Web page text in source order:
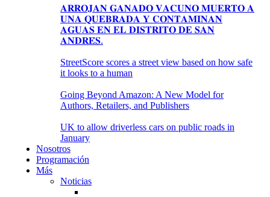
𝐀𝐑𝐑𝐎𝐉𝐀𝐍 𝐆𝐀𝐍𝐀𝐃𝐎 𝐕𝐀𝐂𝐔𝐍𝐎 𝐌𝐔𝐄𝐑𝐓𝐎 𝐀
𝐔𝐍𝐀 𝐐𝐔𝐄𝐁𝐑𝐀𝐃𝐀 𝐘 𝐂𝐎𝐍𝐓𝐀𝐌𝐈𝐍𝐀𝐍
𝐀𝐆𝐔𝐀𝐒 𝐄𝐍 𝐄𝐋 𝐃𝐈𝐒𝐓𝐑𝐈𝐓𝐎 𝐃𝐄 𝐒𝐀𝐍
𝐀𝐍𝐃𝐑𝐄́𝐒.
StreetScore scores a street view based on how safe
it looks to a human
Going Beyond Amazon: A New Model for
Authors, Retailers, and Publishers
UK to allow driverless cars on public roads in
January
Nosotros
Programación
Más
Noticias